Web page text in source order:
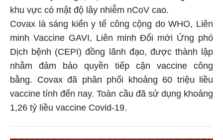
khu vực có mật độ lây nhiễm nCoV cao.
Covax là sáng kiến y tế công cộng do WHO, Liên
minh Vaccine GAVI, Liên minh Đổi mới Ứng phó
Dịch bệnh (CEPI) đồng lãnh đạo, được thành lập
nhằm đảm bảo quyền tiếp cận vaccine công
bằng. Covax đã phân phối khoảng 60 triệu liều
vaccine tính đến nay. Toàn cầu đã sử dụng khoảng
1,26 tỷ liều vaccine Covid-19.